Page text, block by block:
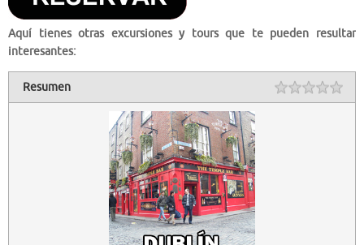
Aquí tienes otras excursiones y tours que te pueden resultar
interesantes:
Resumen